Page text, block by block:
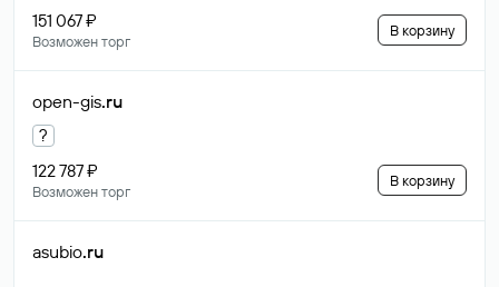
151 067 ₽
Возможен торг
В корзину
open-gis.ru
?
122 787 ₽
Возможен торг
В корзину
asubio.ru